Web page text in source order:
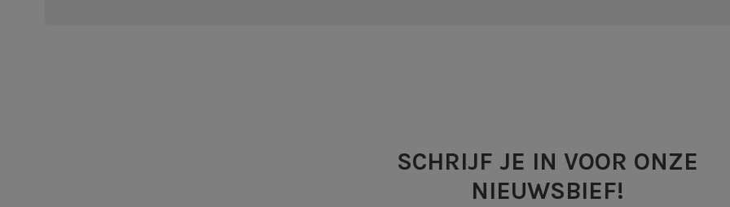
SCHRIJF JE IN VOOR ONZE
NIEUWSBIEF!